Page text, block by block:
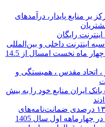
بر منابع پایدار، درآمدهای
رایگان
اینترنت داخلی و بین‌المللی
حق بیمه تولیدی بیمه ملت در چهار ماه نخست امسال از 14.5
، اتحاد مقدس ، همبستگی و
بانک ایران منابع خود را به بیش
افزایش ۷۰ درصدی منابع و ۱۳۲ درصدی ضمانت‌نامه‌های
چهارماهه اول سال 1405